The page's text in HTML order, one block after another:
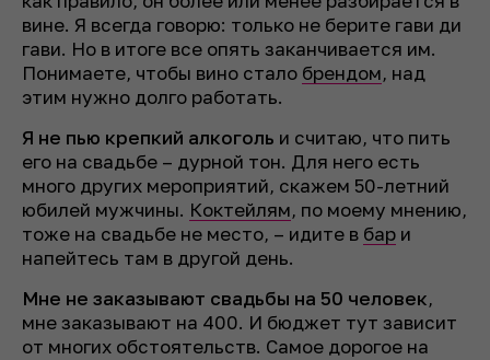
вине. Я всегда говорю: только не берите гави ди
гави. Но в итоге все опять заканчивается им.
Понимаете, чтобы вино стало брендом, над
этим нужно долго работать.
Я не пью крепкий алкоголь и считаю, что пить
его на свадьбе – дурной тон. Для него есть
много других мероприятий, скажем 50-летний
юбилей мужчины. Коктейлям, по моему мнению,
тоже на свадьбе не место, – идите в бар и
напейтесь там в другой день.
Мне не заказывают свадьбы на 50 человек,
мне заказывают на 400. И бюджет тут зависит
от многих обстоятельств. Самое дорогое на